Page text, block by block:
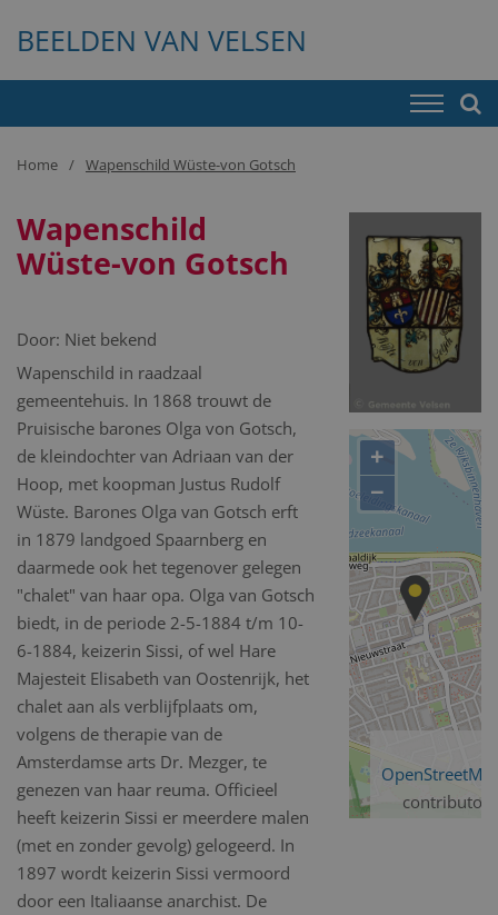
BEELDEN VAN VELSEN
Home Wapenschild Wüste-von Gotsch
Wapenschild
Wüste-von Gotsch
Door: Niet bekend
Wapenschild in raadzaal
gemeentehuis. In 1868 trouwt de
Pruisische barones Olga von Gotsch,
de kleindochter van Adriaan van der
Hoop, met koopman Justus Rudolf
Wüste. Barones Olga van Gotsch erft
in 1879 landgoed Spaarnberg en
daarmede ook het tegenover gelegen
"chalet" van haar opa. Olga van Gotsch
biedt, in de periode 2-5-1884 t/m 10-
6-1884, keizerin Sissi, of wel Hare
Majesteit Elisabeth van Oostenrijk, het
chalet aan als verblijfplaats om,
volgens de therapie van de
Amsterdamse arts Dr. Mezger, te
genezen van haar reuma. Officieel
heeft keizerin Sissi er meerdere malen
(met en zonder gevolg) gelogeerd. In
1897 wordt keizerin Sissi vermoord
door een Italiaanse anarchist. De
+
−